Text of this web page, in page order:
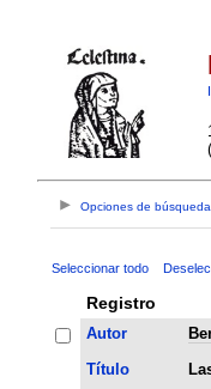
(
Opciones de
Seleccionar todo
Registro
Autor
Título